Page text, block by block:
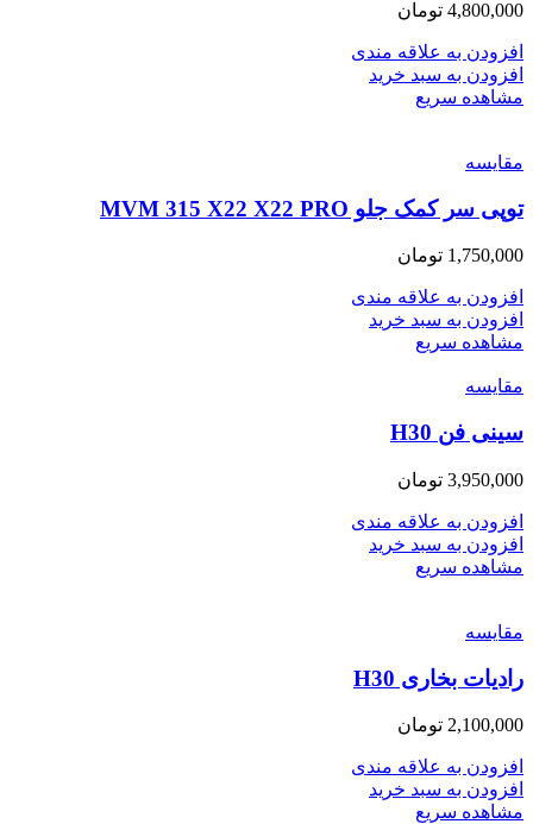
4,800,000 تومان
افزودن به علاقه مندی
افزودن به سبد خرید
مشاهده سریع
مقایسه
توپی سر کمک جلو MVM 315 X22 X22 PRO
1,750,000 تومان
افزودن به علاقه مندی
افزودن به سبد خرید
مشاهده سریع
مقایسه
سینی فن H30
3,950,000 تومان
افزودن به علاقه مندی
افزودن به سبد خرید
مشاهده سریع
مقایسه
رادیات بخاری H30
2,100,000 تومان
افزودن به علاقه مندی
افزودن به سبد خرید
مشاهده سریع